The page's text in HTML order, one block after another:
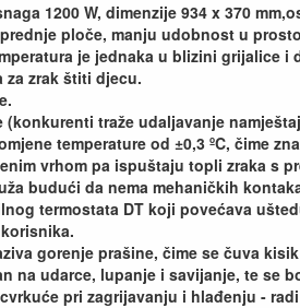
1200 W, dimenzije 934 x 370
ploče, manju udobnost u
je jednaka u blizini grijalice i
za zrak štiti djecu.
traže udaljavanje
temperature od ±0,3 ºC, čime
vrhom pa ispuštaju topli zraka s
budući da nema mehaničkih
termostata DT koji povećava
gorenje prašine, čime se čuva
na udarce, lupanje i savijanje, te se
pri zagrijavanju i hlađenju -